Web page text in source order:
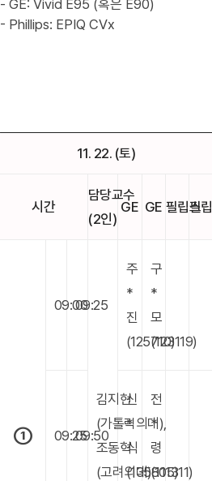
- GE: Vivid E95 (혹은 E90)
- Phillips: EPIQ CVx
11. 22. (토)
시간
담당교수
(2인)
GE GE 필립스
필
①
09:0009:25
김지현
(가톨릭의대),
조동혁
(고려의대)
주
*
진
(125710)
구
*
모
(123119)
09:2509:50
신
*
식
(135805)
전
*
령
(111311)